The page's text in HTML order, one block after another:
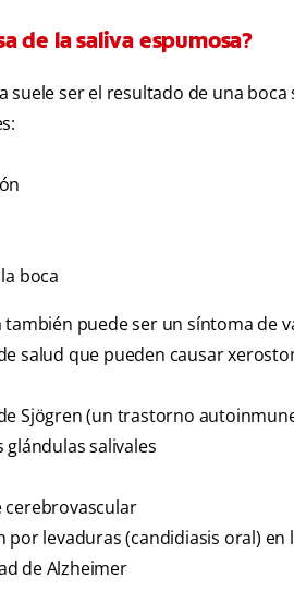
de la saliva espumosa?
suele ser el resultado de una
boca
también puede ser un síntoma de
salud que pueden causar
Sjögren (un trastorno
glándulas salivales
cerebrovascular
por levaduras (candidiasis oral) en
de Alzheimer